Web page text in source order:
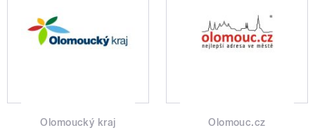
Olomoucký kraj Olomouc.cz